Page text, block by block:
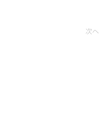
次へ